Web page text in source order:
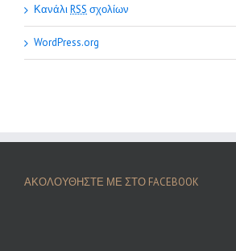
ΚανάλιRSS σχολίων
WordPress.org
ΑΚΟΛΟΥΘΗΣΤΕ ΜΕ ΣΤΟ FACEBOOK